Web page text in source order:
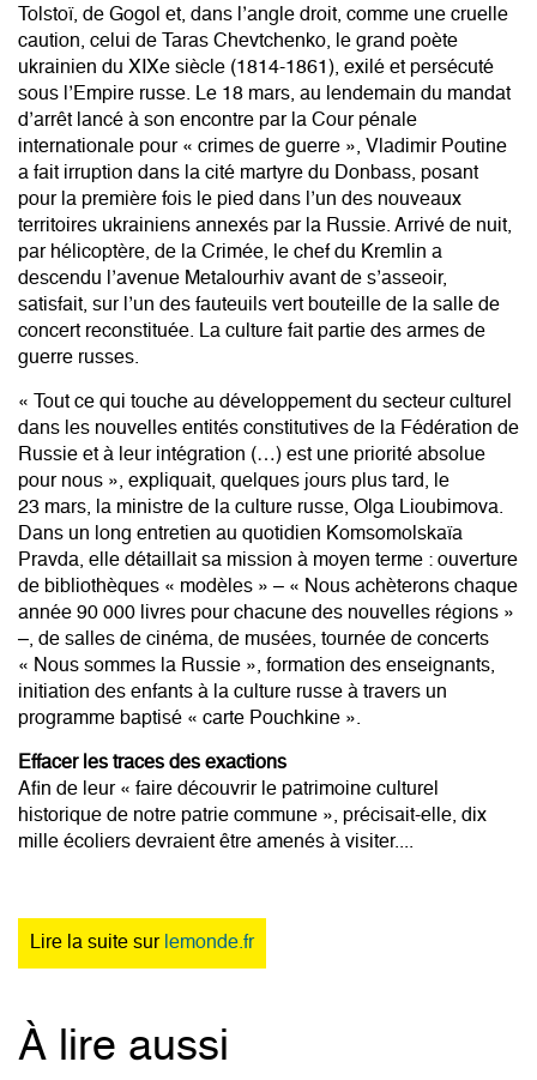
Tolstoï, de Gogol et, dans l’angle droit, comme une cruelle
caution, celui de Taras Chevtchenko, le grand poète
ukrainien du XIXe siècle (1814-1861), exilé et persécuté
sous l’Empire russe. Le 18 mars, au lendemain du mandat
d’arrêt lancé à son encontre par la Cour pénale
internationale pour « crimes de guerre », Vladimir Poutine
a fait irruption dans la cité martyre du Donbass, posant
pour la première fois le pied dans l’un des nouveaux
territoires ukrainiens annexés par la Russie. Arrivé de nuit,
par hélicoptère, de la Crimée, le chef du Kremlin a
descendu l’avenue Metalourhiv avant de s’asseoir,
satisfait, sur l’un des fauteuils vert bouteille de la salle de
concert reconstituée. La culture fait partie des armes de
guerre russes.
« Tout ce qui touche au développement du secteur culturel
dans les nouvelles entités constitutives de la Fédération de
Russie et à leur intégration (…) est une priorité absolue
pour nous », expliquait, quelques jours plus tard, le
23 mars, la ministre de la culture russe, Olga Lioubimova.
Dans un long entretien au quotidien Komsomolskaïa
Pravda, elle détaillait sa mission à moyen terme : ouverture
de bibliothèques « modèles » – « Nous achèterons chaque
année 90 000 livres pour chacune des nouvelles régions »
–, de salles de cinéma, de musées, tournée de concerts
« Nous sommes la Russie », formation des enseignants,
initiation des enfants à la culture russe à travers un
programme baptisé « carte Pouchkine ».
Effacer les traces des exactions
Afin de leur « faire découvrir le patrimoine culturel
historique de notre patrie commune », précisait-elle, dix
mille écoliers devraient être amenés à visiter....
Lire la suite sur lemonde.fr
À lire aussi